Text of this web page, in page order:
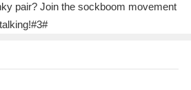
pair? Join the sockboom movement